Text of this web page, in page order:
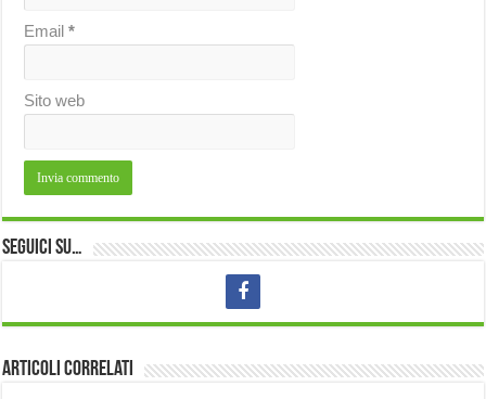
Email*
Sito web
Seguici su…
Articoli correlati